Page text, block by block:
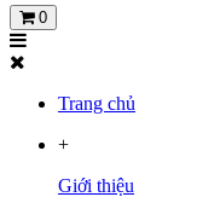
0
Trang chủ
+
Giới thiệu